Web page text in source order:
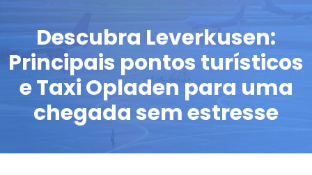
Descubra Leverkusen:
Principais pontos turísticos
e Taxi Opladen para uma
chegada sem estresse